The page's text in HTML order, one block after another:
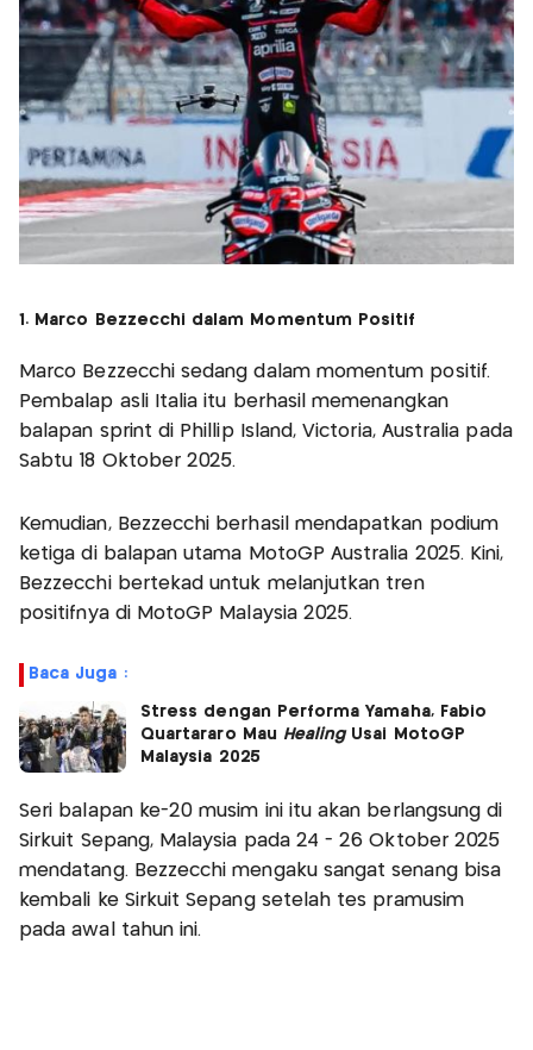
1. Marco Bezzecchi dalam Momentum Positif
Marco Bezzecchi sedang dalam momentum positif.
Pembalap asli Italia itu berhasil memenangkan
balapan sprint di Phillip Island, Victoria, Australia pada
Sabtu 18 Oktober 2025.
Kemudian, Bezzecchi berhasil mendapatkan podium
ketiga di balapan utama MotoGP Australia 2025. Kini,
Bezzecchi bertekad untuk melanjutkan tren
positifnya di MotoGP Malaysia 2025.
Baca Juga :
Stress dengan Performa Yamaha, Fabio
Quartararo Mau HealingUsai MotoGP
Malaysia 2025
Seri balapan ke-20 musim ini itu akan berlangsung di
Sirkuit Sepang, Malaysia pada 24 - 26 Oktober 2025
mendatang. Bezzecchi mengaku sangat senang bisa
kembali ke Sirkuit Sepang setelah tes pramusim
pada awal tahun ini.